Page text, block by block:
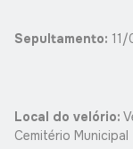
Sepultamento:
Local do velório:
Cemitério Municipal